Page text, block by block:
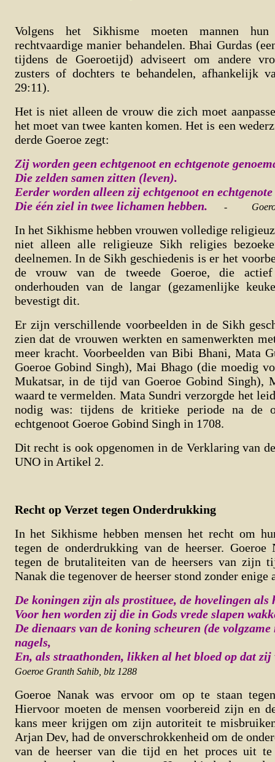
Volgens het Sikhisme moeten mannen
rechtvaardige manier behandelen. Bhai Gurdas
tijdens de Goeroetijd) adviseert om andere
zusters of dochters te behandelen, afhankelijk
29:11).
Het is niet alleen de vrouw die zich moet
het moet van twee kanten komen. Het is een
derde Goeroe zegt:
Zij worden geen echtgenoot en echtgenote
Die zelden samen zitten (leven).
Eerder worden alleen zij echtgenoot en echtgenote
Die één ziel in twee lichamen hebben.
-
In het Sikhisme hebben vrouwen volledige
niet alleen alle religieuze Sikh religies
deelnemen. In de Sikh geschiedenis is er het
de vrouw van de tweede Goeroe, die
onderhouden van de langar (gezamenlijke
bevestigt dit.
Er zijn verschillende voorbeelden in de Sikh
zien dat de vrouwen werkten en samenwerkten
meer kracht. Voorbeelden van Bibi Bhani, Mata
Goeroe Gobind Singh), Mai Bhago (die moedig
Mukatsar, in de tijd van Goeroe Gobind Singh),
waard te vermelden. Mata Sundri verzorgde het
nodig was: tijdens de kritieke periode na de
echtgenoot Goeroe Gobind Singh in 1708.
Dit recht is ook opgenomen in de Verklaring van
UNO in Artikel 2.
Recht op Verzet tegen Onderdrukking
In het Sikhisme hebben mensen het recht om
tegen de onderdrukking van de heerser. Goeroe
tegen de brutaliteiten van de heersers van zijn
Nanak die tegenover de heerser stond zonder enige
De koningen zijn als prostituee, de hovelingen als
Voor hen worden zij die in Gods vrede slapen
De dienaars van de koning scheuren (de
nagels,
En, als straathonden, likken al het bloed op dat
Goeroe Granth Sahib, blz 1288
Goeroe Nanak was ervoor om op te staan
Hiervoor moeten de mensen voorbereid zijn en
kans meer krijgen om zijn autoriteit te
Arjan Dev, had de onverschrokkenheid om de
van de heerser van die tijd en het proces uit